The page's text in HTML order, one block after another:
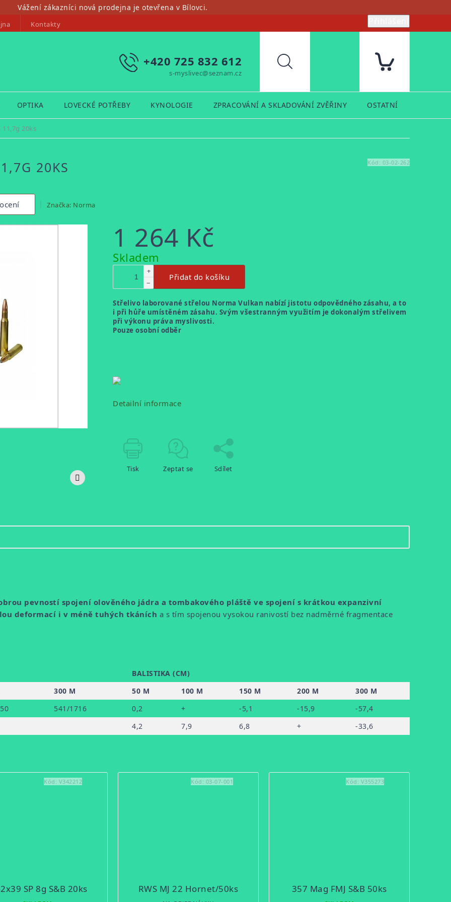
Vážení zákazníci nová prodejna je otevřena v Bílovci.
Kontakty
+420 725 832 612
s-myslivec@seznam.cz
Hledat
OPTIKA LOVECKÉ POTŘEBY KYNOLOGIE ZPRACOVÁNÍ A SKLADOVÁNÍ ZVĚŘINY OSTATNÍ
20ks
20KS Kód: 03-02-262
Značka: Norma
1 264 Kč
Měrná
cena:
Skladem
+
−
Přidat do košíku
Střelivo laborované střelou Norma Vulkan nabízí jistotu odpovědného zásahu, a to
i při hůře umístěném zásahu. Svým všestranným využitím je dokonalým střelivem
při výkonu práva myslivosti.
Pouze osobní odběr
Detailní informace
Tisk Zeptat se Sdílet
pevností spojení olověného jádra a tombakového pláště ve spojení s krátkou expanzivní
deformací i v méně tuhých tkáních a s tím spojenou vysokou ranivostí bez nadměrné fragmentace
BALISTIKA (CM)
300 M 50 M 100 M 150 M 200 M
300 M
541/1716 0,2 + -5,1 -15,9
-57,4
4,2
7,9 6,8 + -33,6
SP 8g S&B 20ks
Kód: V342212
RWS MJ 22 Hornet/50ks
Kód: 03-07-001
357 Mag FMJ S&B 50ks
Kód: V355273